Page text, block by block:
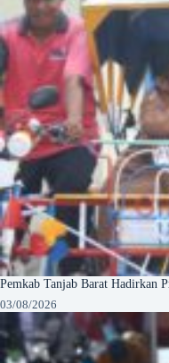
Pemkab Tanjab Barat Hadirkan
03/08/2026